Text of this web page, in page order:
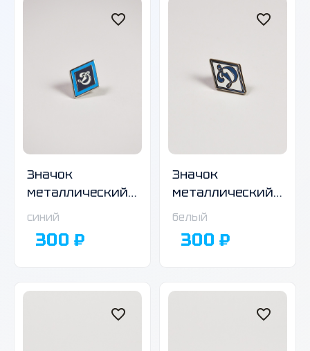
Значок
металлический
с логотипом
«Динамо», ромб,
синий
300 ₽
Значок
металлический
с логотипом
«Динамо», ромб,
белый
300 ₽